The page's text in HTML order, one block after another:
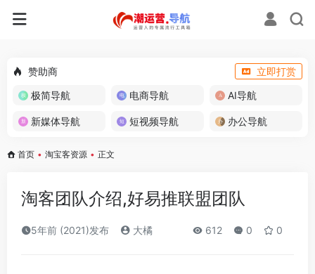
赞助商
立即打赏
极简导航
电商导航 AI导航
新媒体导航 短视频导航 办公导航
首页 • 淘宝客资源 • 正文
淘客团队介绍,好易推联盟团队
5年前 (2021)发布 大橘 612 0 0